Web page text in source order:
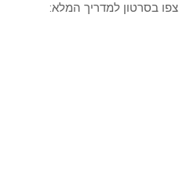
צפו בסרטון למדריך המלא: